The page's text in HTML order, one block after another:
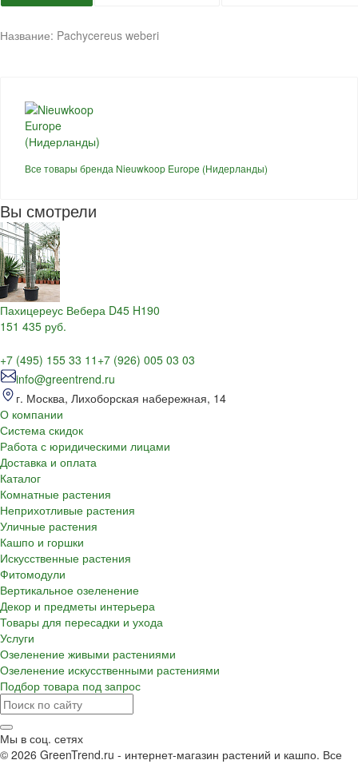
Название: Pachycereus weberi
Все товары бренда Nieuwkoop Europe (Нидерланды)
Вы смотрели
Пахицереус Вебера D45 H190
151 435 руб.
+7 (495) 155 33 11 +7 (926) 005 03 03
info@greentrend.ru
г. Москва, Лихоборская набережная, 14
О компании
Система скидок
Работа с юридическими лицами
Доставка и оплата
Каталог
Комнатные растения
Неприхотливые растения
Уличные растения
Кашпо и горшки
Искусственные растения
Фитомодули
Вертикальное озеленение
Декор и предметы интерьера
Товары для пересадки и ухода
Услуги
Озеленение живыми растениями
Озеленение искусственными растениями
Подбор товара под запрос
Мы в соц. сетях
© 2026 GreenTrend.ru - интернет-магазин растений и кашпо. Все